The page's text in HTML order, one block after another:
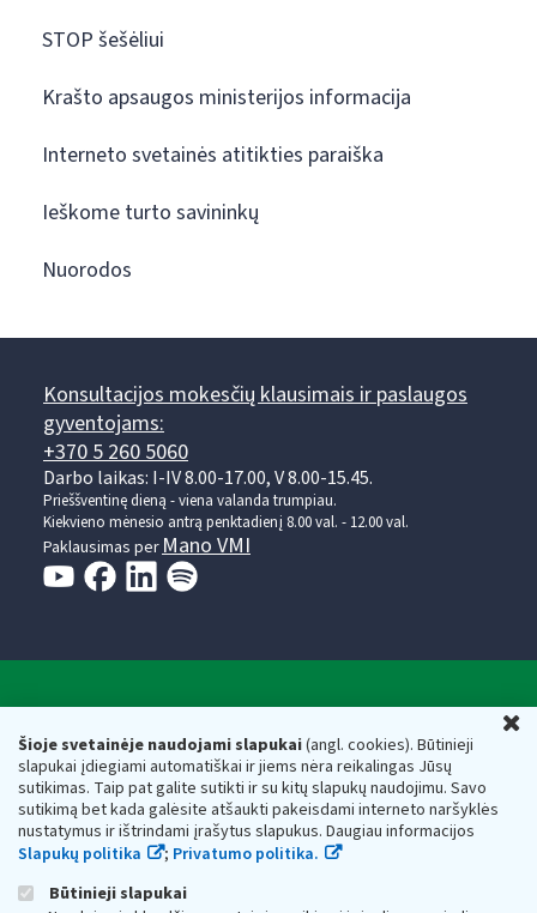
Šioje svetainėje naudojami slapukai(angl. cookies). Būtinieji
slapukai įdiegiami automatiškai ir jiems nėra reikalingas Jūsų
sutikimas. Taip pat galite sutikti ir su kitų slapukų naudojimu. Savo
sutikimą bet kada galėsite atšaukti pakeisdami interneto naršyklės
nustatymus ir ištrindami įrašytus slapukus. Daugiau informacijos
Slapukų politika
; Privatumo politika.
Būtinieji slapukai
STOP šešėliui
Krašto apsaugos ministerijos informacija
Interneto svetainės atitikties paraiška
Ieškome turto savininkų
Nuorodos
Konsultacijos mokesčių klausimais ir paslaugos
gyventojams:
+370 5 260 5060
Darbo laikas: I-IV 8.00-17.00, V 8.00-15.45.
Prieššventinę dieną - viena valanda trumpiau.
Kiekvieno mėnesio antrą penktadienį 8.00 val. - 12.00 val.
Paklausimas per Mano VMI
Respublikos finansų ministerijos
Biudžetinė įstaiga. Juridinio asmens kodas — 188659752,
adresas: Vasario 16-osios g. 14, 01107 Vilnius, Lietuva, el.paštas:
vmi@vmi.lt, E. pristatymo dėžutės adresas 188659752
Duomenys apie Valstybinę mokesčių inspekciją prie Lietuvos
Respublikos finansų ministerijos kaupiami ir saugomi Juridinių